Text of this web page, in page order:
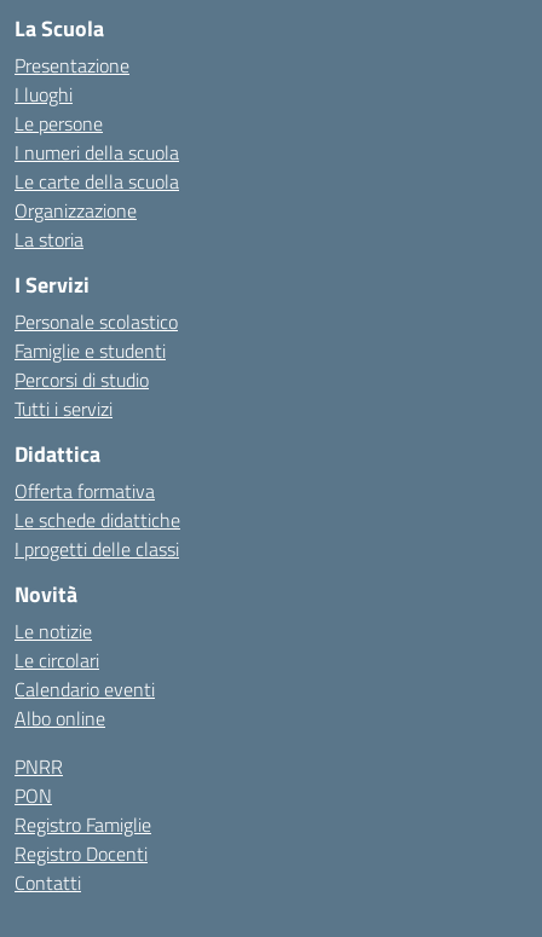
La Scuola
Presentazione
I luoghi
Le persone
I numeri della scuola
Le carte della scuola
Organizzazione
La storia
I Servizi
Personale scolastico
Famiglie e studenti
Percorsi di studio
Tutti i servizi
Didattica
Offerta formativa
Le schede didattiche
I progetti delle classi
Novità
Le notizie
Le circolari
Calendario eventi
Albo online
PNRR
PON
Registro Famiglie
Registro Docenti
Contatti